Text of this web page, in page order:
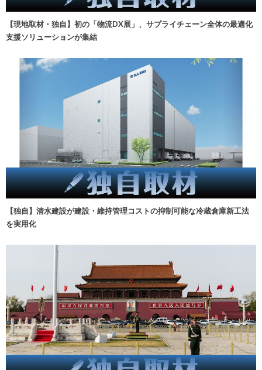
【現地取材・独自】初の「物流DX展」、サプライチェーン全体の最適化
支援ソリューションが集結
【独自】清水建設が建設・維持管理コストの抑制可能な冷蔵倉庫新工法
を実用化